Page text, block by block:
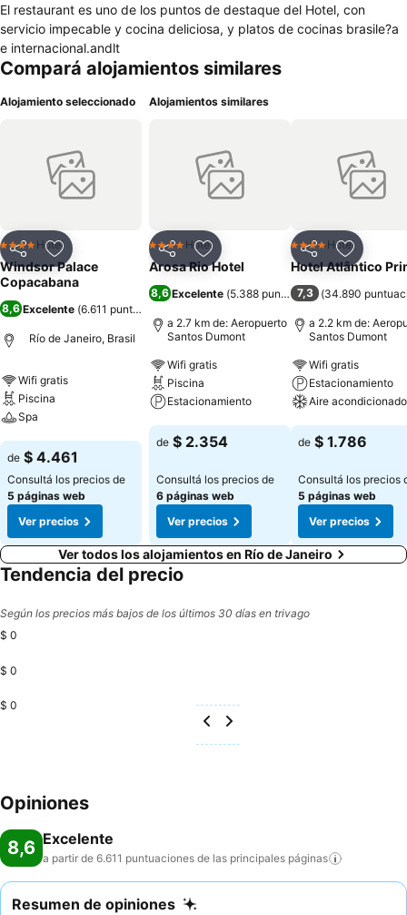
El restaurant es uno de los puntos de destaque del Hotel, con
servicio impecable y cocina deliciosa, y platos de cocinas brasile?a
e internacional.andlt
Compará alojamientos similares
Alojamiento seleccionado
CompartirAñadir a favoritos
4 EstrellasHotel
Windsor Palace
Copacabana
8,6 Excelente (6.611 puntuaciones
Río de Janeiro, Brasil
Wifi gratis
Piscina
Spa
Ver precios
de $ 4.461
Consultá los precios de
5 páginas web
Ver precios
Alojamientos similares
CompartirAñadir a favoritos
4 EstrellasHotel
Arosa Rio Hotel
8,6 Excelente (5.388 puntuaciones)
a 2.7 km de: Aeropuerto
Santos Dumont
Wifi gratis
Piscina
Estacionamiento
Ver precios
de $ 2.354
Consultá los precios de
6 páginas web
Ver precios
CompartirAñadir
4 EstrellasHotel
Hotel Atlântico
7,3 (34.890
a 2.2 km de:
Santos Dumont
Wifi gratis
Estacionamiento
Aire acondicionado
Ver precios
de $ 1.786
Consultá los precios
5 páginas web
Ver precios
Ver todos los alojamientos en Río de Janeiro
Tendencia del precio
Según los precios más bajos de los últimos 30 días en trivago
$ 0
$ 0
$ 0
Opiniones
8,6 Excelente
a partir de 6.611 puntuaciones de las principales páginas
Resumen de opiniones